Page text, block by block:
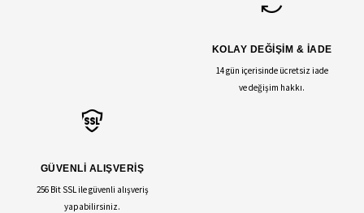
KOLAY DEĞİŞİM & İADE
14 gün içerisinde ücretsiz iade
ve değişim hakkı.
GÜVENLİ ALIŞVERİŞ
256 Bit SSL ile güvenli alışveriş
yapabilirsiniz.